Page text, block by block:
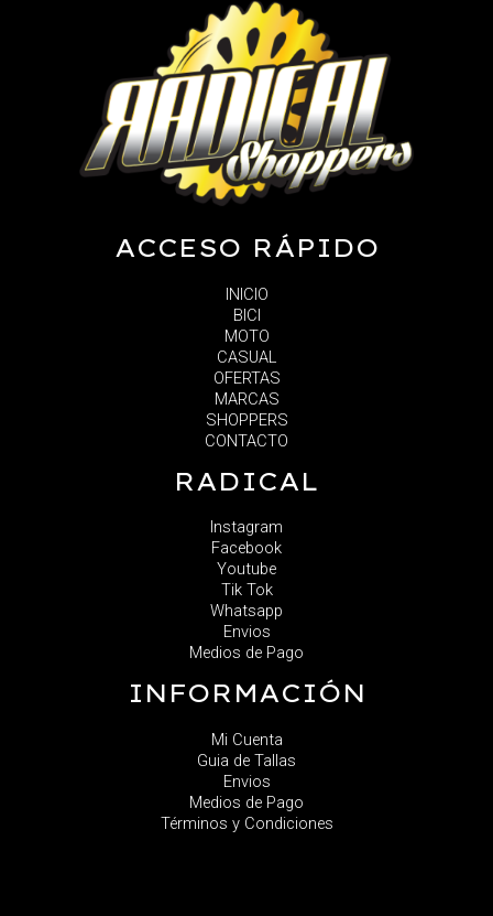
ACCESO RÁPIDO
INICIO
BICI
MOTO
CASUAL
OFERTAS
MARCAS
SHOPPERS
CONTACTO
RADICAL
Instagram
Facebook
Youtube
Tik Tok
Whatsapp
Envios
Medios de Pago
INFORMACIÓN
Mi Cuenta
Guia de Tallas
Envios
Medios de Pago
Términos y Condiciones